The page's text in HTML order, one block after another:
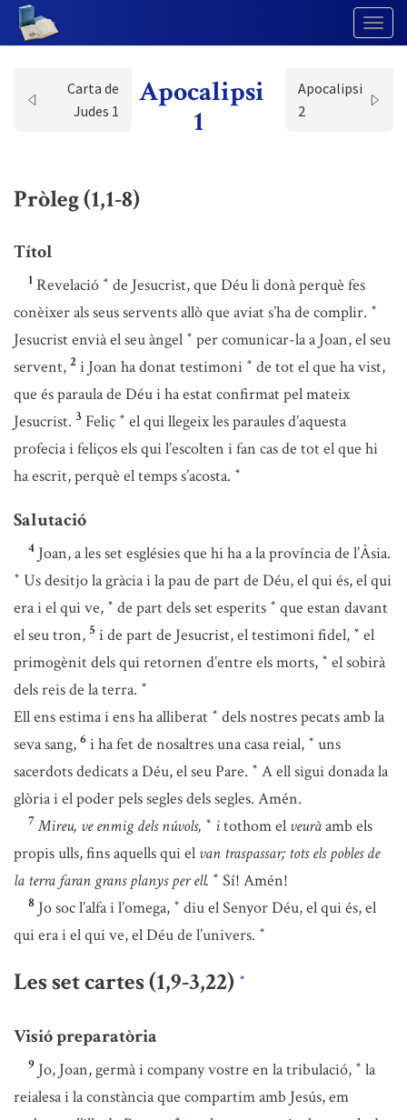
Carta de
Judes 1
Apocalipsi
1
Apocalipsi
2
Pròleg (1,1-8)
Títol
1 Revelació * de Jesucrist, que Déu li donà perquè fes
conèixer als seus servents allò que aviat s’ha de complir. *
Jesucrist envià el seu àngel * per comunicar-la a Joan, el seu
servent, 2 i Joan ha donat testimoni * de tot el que ha vist,
que és paraula de Déu i ha estat confirmat pel mateix
Jesucrist. 3 Feliç * el qui llegeix les paraules d’aquesta
profecia i feliços els qui l’escolten i fan cas de tot el que hi
ha escrit, perquè el temps s’acosta. *
Salutació
4 Joan, a les set esglésies que hi ha a la província de l’Àsia.
* Us desitjo la gràcia i la pau de part de Déu, el qui és, el qui
era i el qui ve, * de part dels set esperits * que estan davant
el seu tron, 5 i de part de Jesucrist, el testimoni fidel, * el
primogènit dels qui retornen d’entre els morts, * el sobirà
dels reis de la terra. *
Ell ens estima i ens ha alliberat * dels nostres pecats amb la
seva sang, 6 i ha fet de nosaltres una casa reial, * uns
sacerdots dedicats a Déu, el seu Pare. * A ell sigui donada la
glòria i el poder pels segles dels segles. Amén.
7 Mireu, ve enmig dels núvols, * itothom el veuràamb els
propis ulls, fins aquells qui el van traspassar; tots els pobles de
la terra faran grans planys per ell. * Sí! Amén!
8 Jo soc l’alfa i l’omega, * diu el Senyor Déu, el qui és, el
qui era i el qui ve, el Déu de l’univers. *
Les set cartes (1,9-3,22) *
Visió preparatòria
9 Jo, Joan, germà i company vostre en la tribulació, * la
reialesa i la constància que compartim amb Jesús, em